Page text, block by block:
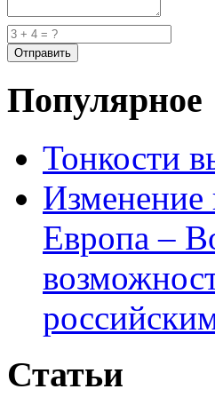
Популярное
Тонкости
Изменение
Европа –
Статьи